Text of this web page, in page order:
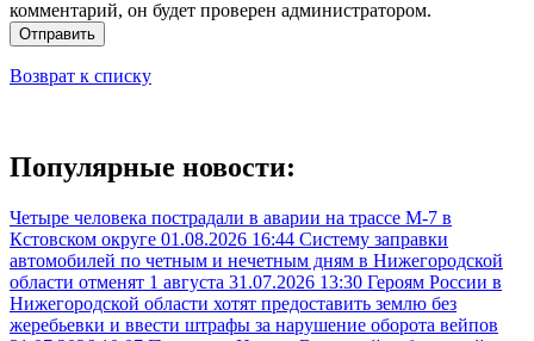
комментарий, он будет проверен администратором.
Отправить
Возврат к списку
Популярные новости:
Четыре человека пострадали в аварии на трассе М-7 в
Кстовском округе 01.08.2026 16:44 Систему заправки
автомобилей по четным и нечетным дням в Нижегородской
области отменят 1 августа 31.07.2026 13:30 Героям России в
Нижегородской области хотят предоставить землю без
жеребьевки и ввести штрафы за нарушение оборота вейпов